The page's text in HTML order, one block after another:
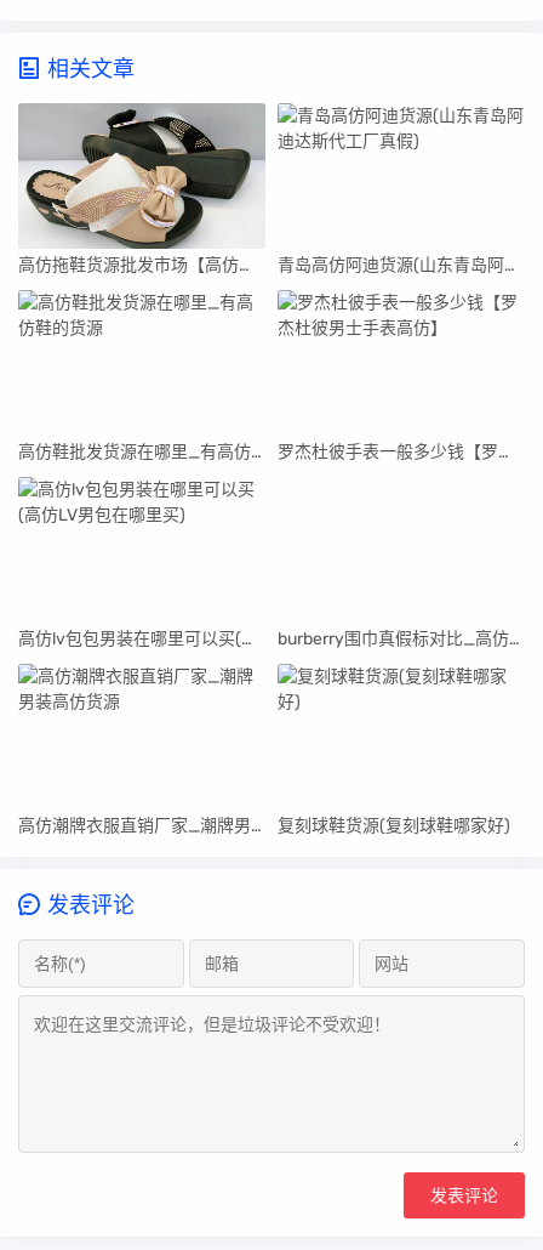
相关文章
高仿拖鞋货源批发市场【高仿拖鞋货源批发市场在哪里】 青岛高仿阿迪货源(山东青岛阿迪达斯代工厂真假)
高仿鞋批发货源在哪里_有高仿鞋的货源 罗杰杜彼手表一般多少钱【罗杰杜彼男士手表高仿】
高仿lv包包男装在哪里可以买(高仿LV男包在哪里买) burberry围巾真假标对比_高仿burberry围巾
高仿潮牌衣服直销厂家_潮牌男装高仿货源 复刻球鞋货源(复刻球鞋哪家好)
发表评论